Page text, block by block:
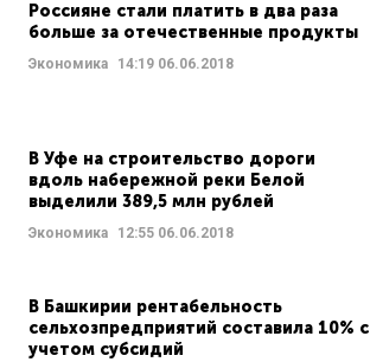
Россияне стали платить в два раза
больше за отечественные продукты
Экономика 14:19 06.06.2018
В Уфе на строительство дороги
вдоль набережной реки Белой
выделили 389,5 млн рублей
Экономика 12:55 06.06.2018
В Башкирии рентабельность
сельхозпредприятий составила 10% с
учетом субсидий